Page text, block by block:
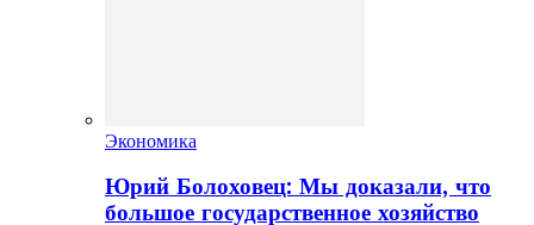
Экономика
Юрий Болоховец: Мы доказали, что
большое государственное хозяйство